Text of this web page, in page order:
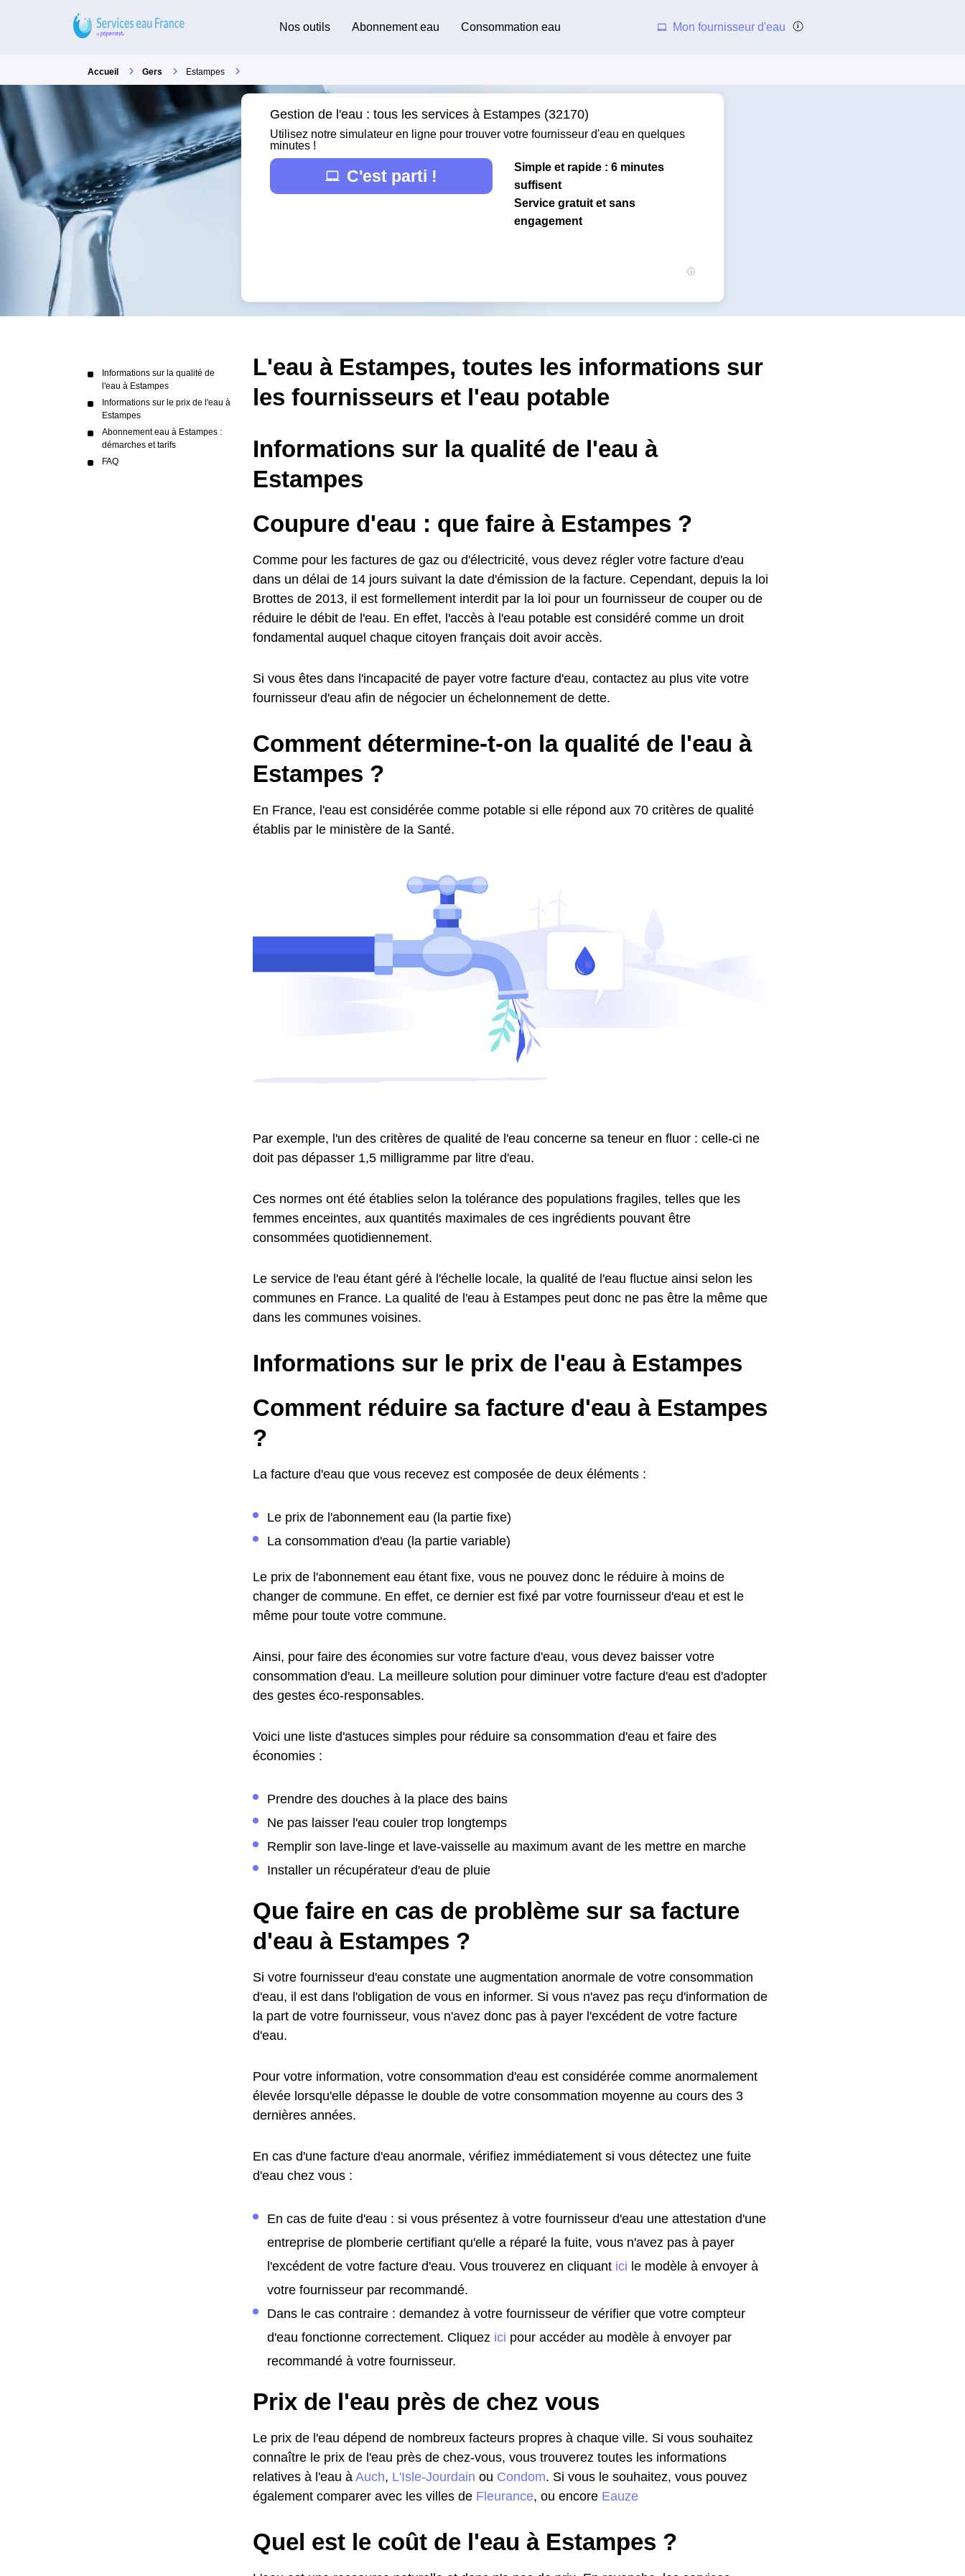
Nos outils Abonnement eau Consommation eau Mon fournisseur d'eau
Accueil Gers Estampes
Gestion de l'eau : tous les services à Estampes (32170)
Utilisez notre simulateur en ligne pour trouver votre fournisseur d'eau en quelques
minutes !
C'est parti !
Simple et rapide : 6 minutes
suffisent
Service gratuit et sans
engagement
Informations sur la qualité de
l'eau à Estampes
Informations sur le prix de l'eau à
Estampes
Abonnement eau à Estampes :
démarches et tarifs
FAQ
L'eau à Estampes, toutes les informations sur
les fournisseurs et l'eau potable
Informations sur la qualité de l'eau à
Estampes
Coupure d'eau : que faire à Estampes ?
Comme pour les factures de gaz ou d'électricité, vous devez régler votre facture d'eau
dans un délai de 14 jours suivant la date d'émission de la facture. Cependant, depuis la loi
Brottes de 2013, il est formellement interdit par la loi pour un fournisseur de couper ou de
réduire le débit de l'eau. En effet, l'accès à l'eau potable est considéré comme un droit
fondamental auquel chaque citoyen français doit avoir accès.
Si vous êtes dans l'incapacité de payer votre facture d'eau, contactez au plus vite votre
fournisseur d'eau afin de négocier un échelonnement de dette.
Comment détermine-t-on la qualité de l'eau à
Estampes ?
En France, l'eau est considérée comme potable si elle répond aux 70 critères de qualité
établis par le ministère de la Santé.
Par exemple, l'un des critères de qualité de l'eau concerne sa teneur en fluor : celle-ci ne
doit pas dépasser 1,5 milligramme par litre d'eau.
Ces normes ont été établies selon la tolérance des populations fragiles, telles que les
femmes enceintes, aux quantités maximales de ces ingrédients pouvant être
consommées quotidiennement.
Le service de l'eau étant géré à l'échelle locale, la qualité de l'eau fluctue ainsi selon les
communes en France. La qualité de l'eau à Estampes peut donc ne pas être la même que
dans les communes voisines.
Informations sur le prix de l'eau à Estampes
Comment réduire sa facture d'eau à Estampes
?
La facture d'eau que vous recevez est composée de deux éléments :
Le prix de l'abonnement eau (la partie fixe)
La consommation d'eau (la partie variable)
Le prix de l'abonnement eau étant fixe, vous ne pouvez donc le réduire à moins de
changer de commune. En effet, ce dernier est fixé par votre fournisseur d'eau et est le
même pour toute votre commune.
Ainsi, pour faire des économies sur votre facture d'eau, vous devez baisser votre
consommation d'eau. La meilleure solution pour diminuer votre facture d'eau est d'adopter
des gestes éco-responsables.
Voici une liste d'astuces simples pour réduire sa consommation d'eau et faire des
économies :
Prendre des douches à la place des bains
Ne pas laisser l'eau couler trop longtemps
Remplir son lave-linge et lave-vaisselle au maximum avant de les mettre en marche
Installer un récupérateur d'eau de pluie
Que faire en cas de problème sur sa facture
d'eau à Estampes ?
Si votre fournisseur d'eau constate une augmentation anormale de votre consommation
d'eau, il est dans l'obligation de vous en informer. Si vous n'avez pas reçu d'information de
la part de votre fournisseur, vous n'avez donc pas à payer l'excédent de votre facture
d'eau.
Pour votre information, votre consommation d'eau est considérée comme anormalement
élevée lorsqu'elle dépasse le double de votre consommation moyenne au cours des 3
dernières années.
En cas d'une facture d'eau anormale, vérifiez immédiatement si vous détectez une fuite
d'eau chez vous :
En cas de fuite d'eau : si vous présentez à votre fournisseur d'eau une attestation d'une
entreprise de plomberie certifiant qu'elle a réparé la fuite, vous n'avez pas à payer
l'excédent de votre facture d'eau. Vous trouverez en cliquant ici le modèle à envoyer à
votre fournisseur par recommandé.
Dans le cas contraire : demandez à votre fournisseur de vérifier que votre compteur
d'eau fonctionne correctement. Cliquez ici pour accéder au modèle à envoyer par
recommandé à votre fournisseur.
Prix de l'eau près de chez vous
Le prix de l'eau dépend de nombreux facteurs propres à chaque ville. Si vous souhaitez
connaître le prix de l'eau près de chez-vous, vous trouverez toutes les informations
relatives à l'eau àAuch, L'Isle-Jourdain ou Condom. Si vous le souhaitez, vous pouvez
également comparer avec les villes de Fleurance, ou encore Eauze
Quel est le coût de l'eau à Estampes ?